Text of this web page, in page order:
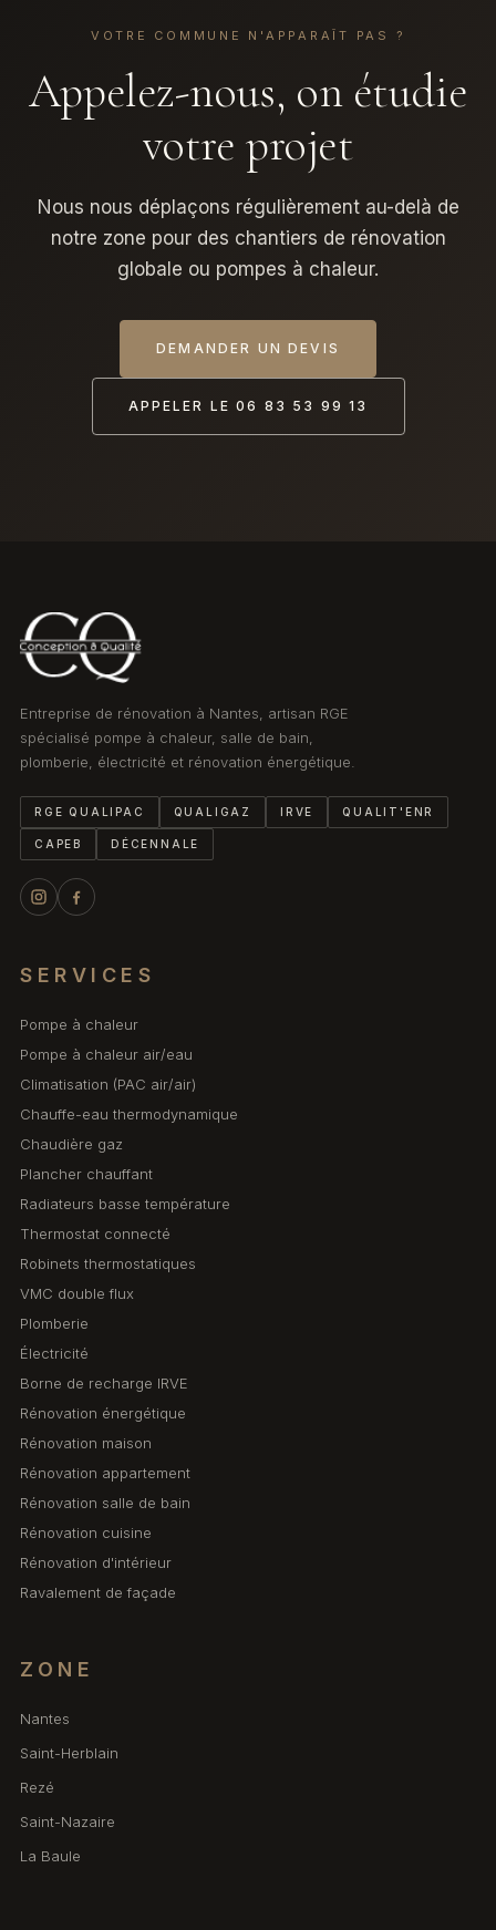
VOTRE COMMUNE N'APPARAÎT PAS ?
Appelez-nous, on étudie
votre projet
Nous nous déplaçons régulièrement au-delà de
notre zone pour des chantiers de rénovation
globale ou pompes à chaleur.
DEMANDER UN DEVIS
APPELER LE 06 83 53 99 13
Entreprise de rénovation à Nantes, artisan RGE
spécialisé pompe à chaleur, salle de bain,
plomberie, électricité et rénovation énergétique.
RGE QUALIPAC QUALIGAZ IRVE QUALIT'ENR
CAPEB DÉCENNALE
SERVICES
Pompe à chaleur
Pompe à chaleur air/eau
Climatisation (PAC air/air)
Chauffe-eau thermodynamique
Chaudière gaz
Plancher chauffant
Radiateurs basse température
Thermostat connecté
Robinets thermostatiques
VMC double flux
Plomberie
Électricité
Borne de recharge IRVE
Rénovation énergétique
Rénovation maison
Rénovation appartement
Rénovation salle de bain
Rénovation cuisine
Rénovation d'intérieur
Ravalement de façade
ZONE
Nantes
Saint-Herblain
Rezé
Saint-Nazaire
La Baule